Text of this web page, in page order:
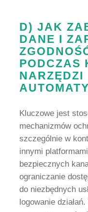
D) JAK
DANE I
PODCZAS
NARZĘDZI
Kluczowe jest
mechanizmów
szczególnie w
innymi
bezpiecznych
ograniczanie
do niezbędnych
logowanie